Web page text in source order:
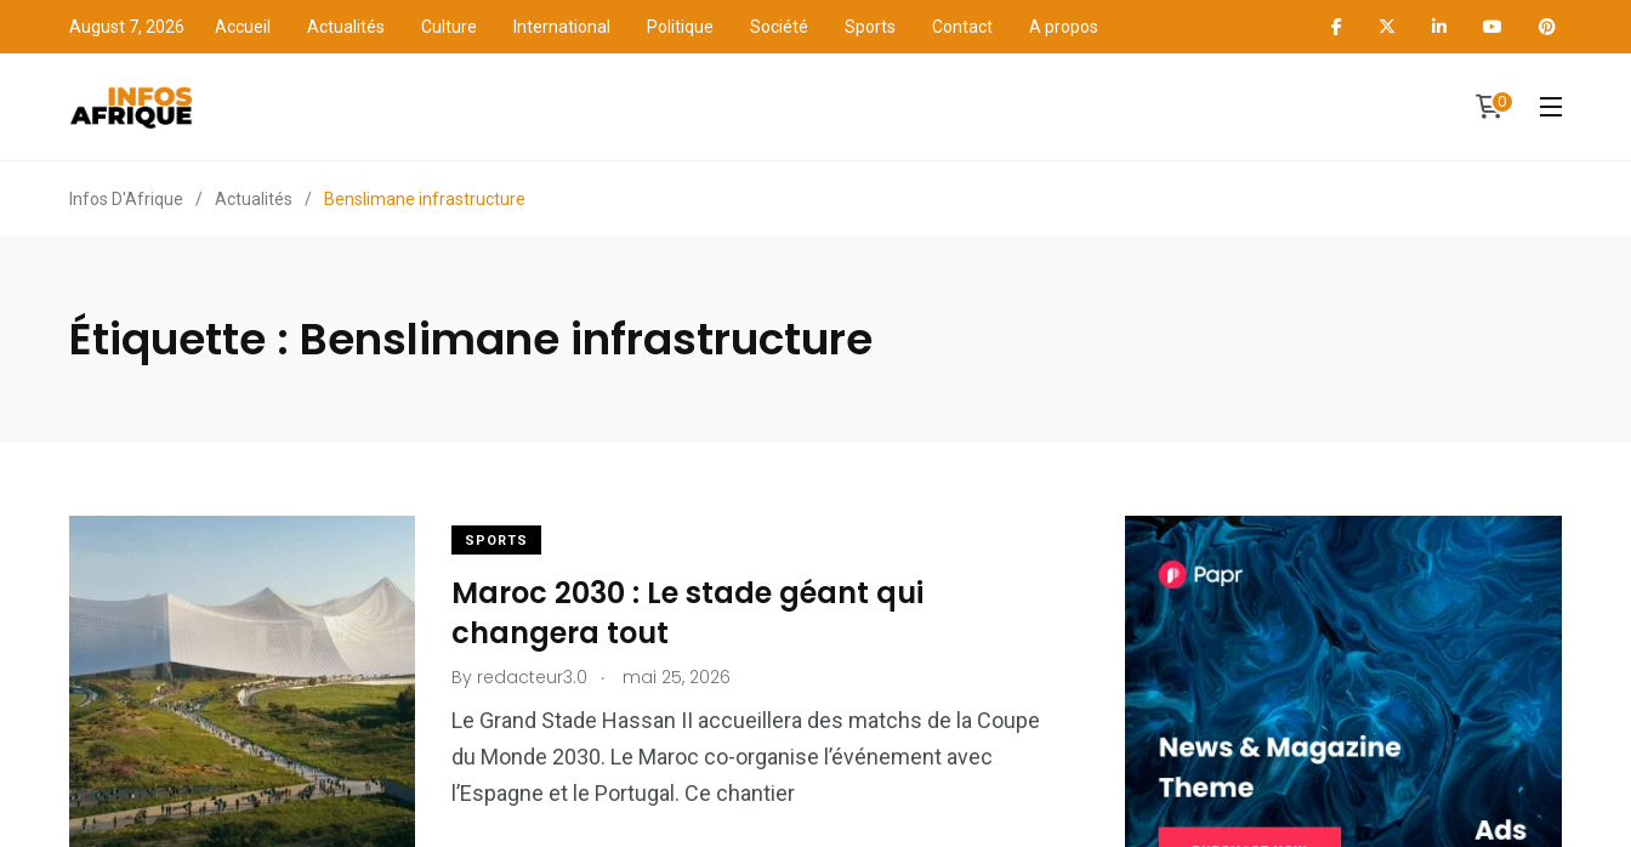
August 7, 2026 Accueil Actualités Culture International Politique Société Sports Contact A propos
0
Infos D'Afrique / Actualités / Benslimane infrastructure
Étiquette : Benslimane infrastructure
SPORTS
Maroc 2030 : Le stade géant qui
changera tout
By redacteur3.0 . mai 25, 2026
Le Grand Stade Hassan II accueillera des matchs de la Coupe
du Monde 2030. Le Maroc co-organise l’événement avec
l’Espagne et le Portugal. Ce chantier